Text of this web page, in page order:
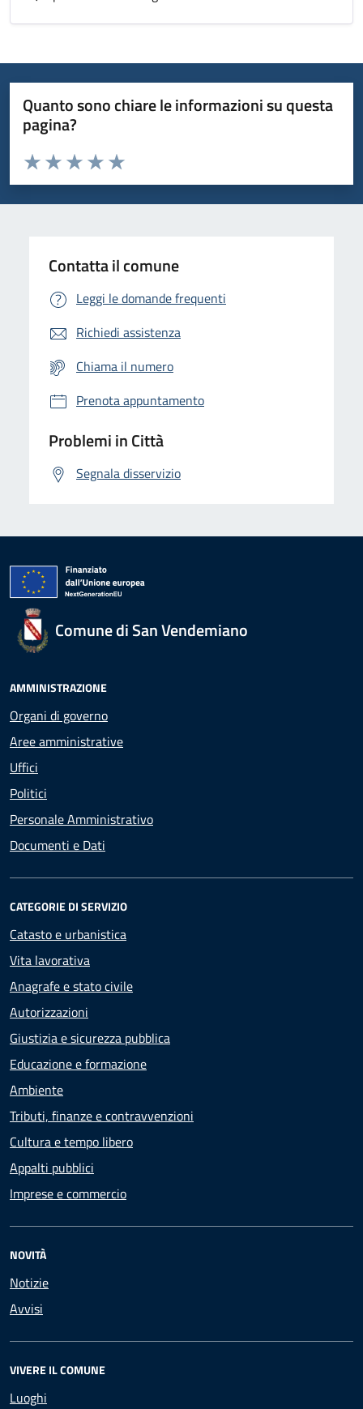
Quanto sono chiare le informazioni su questa
pagina?
Domanda
Valuta da 1 a 5 stelle la pagina
Valuta 5 stelle su 5
Valuta 4 stelle su 5
Valuta 3 stelle su 5
Valuta 2 stelle su 5
Valuta 1 stelle su 5
Contatta il comune
Leggi le domande frequenti
Richiedi assistenza
Chiama il numero
Prenota appuntamento
Problemi in Città
Segnala disservizio
Comune di San Vendemiano
AMMINISTRAZIONE
Organi di governo
Aree amministrative
Uffici
Politici
Personale Amministrativo
Documenti e Dati
CATEGORIE DI SERVIZIO
Catasto e urbanistica
Vita lavorativa
Anagrafe e stato civile
Autorizzazioni
Giustizia e sicurezza pubblica
Educazione e formazione
Ambiente
Tributi, finanze e contravvenzioni
Cultura e tempo libero
Appalti pubblici
Imprese e commercio
NOVITÀ
Notizie
Avvisi
VIVERE IL COMUNE
Luoghi